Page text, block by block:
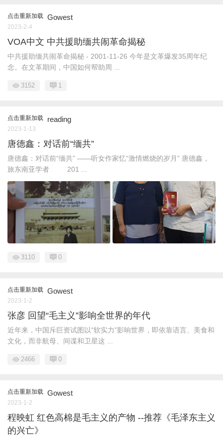
点击重新加载 Gowest
2023-2-4
VOA中文 中共援助缅共闹革命揭秘
中共援助缅共闹革命揭秘 - 2001-11-26 今年是文革爆发35周年纪
念。在文革期间，中国如何帮助周 ...
3152 1
点击重新加载 reading
2023-1-13
唐德鑫：对话前“缅共”
唐德鑫：对话前“缅共” ——听女作家忆“激情燃烧的岁月” 唐德鑫，
旅东南亚学者 201 ...
3110 0
点击重新加载 Gowest
2023-1-2
张彦 回望“毛主义”影响全世界的年代
近年来，中国斥巨资试图以“软实力”影响世界，即依靠语言、美食和
文化，而非航母、间谍和卫星这 ...
2466 0
点击重新加载 Gowest
2023-1-2
程映虹 红色高棉是毛主义的产物 --推荐《毛泽东主义
的兴亡》